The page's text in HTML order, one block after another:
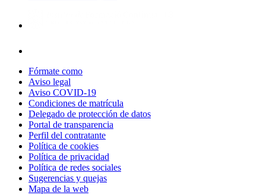
Fórmate como
Aviso legal
Aviso COVID-19
Condiciones de matrícula
Delegado de protección de datos
Portal de transparencia
Perfil del contratante
Política de cookies
Política de privacidad
Política de redes sociales
Sugerencias y quejas
Mapa de la web